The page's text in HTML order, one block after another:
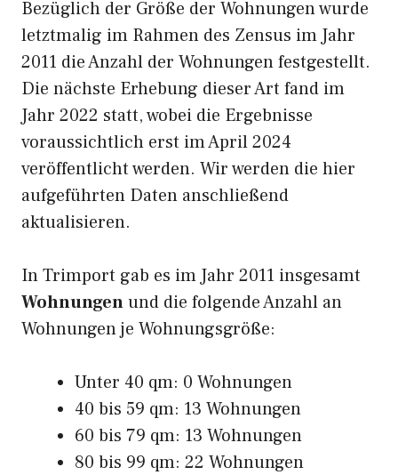
Bezüglich der Größe der Wohnungen wurde
letztmalig im Rahmen des Zensus im Jahr
2011 die Anzahl der Wohnungen festgestellt.
Die nächste Erhebung dieser Art fand im
Jahr 2022 statt, wobei die Ergebnisse
voraussichtlich erst im April 2024
veröffentlicht werden. Wir werden die hier
aufgeführten Daten anschließend
aktualisieren.
In Trimport gab es im Jahr 2011 insgesamt
Wohnungenund die folgende Anzahl an
Wohnungen je Wohnungsgröße:
Unter 40 qm: 0 Wohnungen
40 bis 59 qm: 13 Wohnungen
60 bis 79 qm: 13 Wohnungen
80 bis 99 qm: 22 Wohnungen